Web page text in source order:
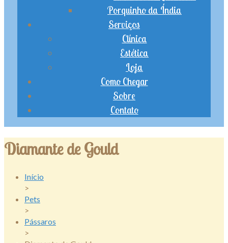
Porquinho da Índia
Serviços
Clínica
Estética
Loja
Como Chegar
Sobre
Contato
Diamante de Gould
Início
>
Pets
>
Pássaros
>